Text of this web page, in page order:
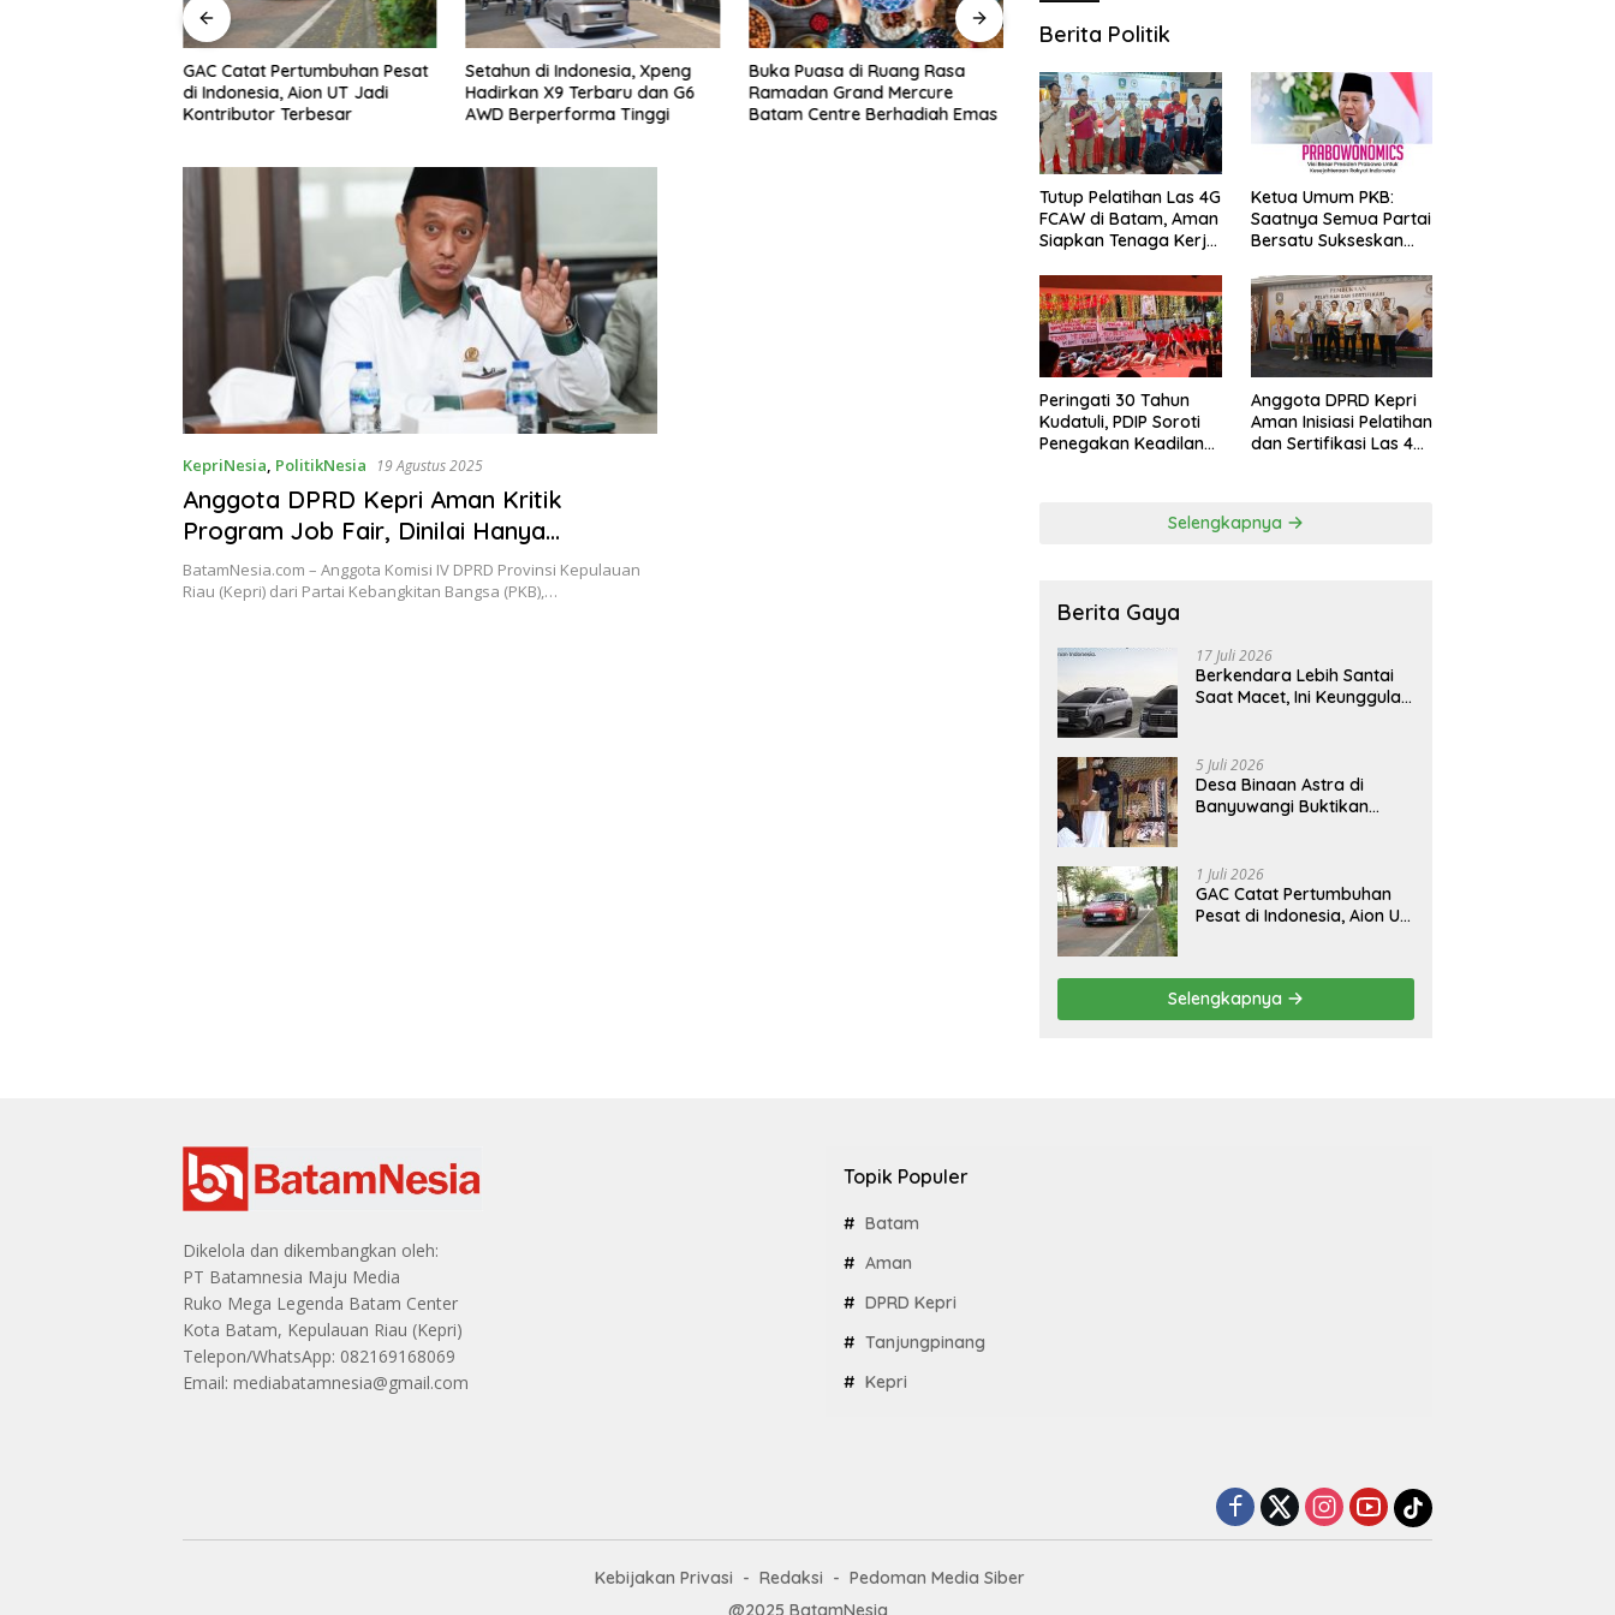
Setahun di Indonesia, Xpeng
Hadirkan X9 Terbaru dan G6
AWD Berperforma Tinggi
Buka Puasa di Ruang Rasa
Ramadan Grand Mercure
Batam Centre Berhadiah Emas
6 Prata Legendaris di Batam
yang Wajib Dicoba,
Kelezatannya Tak Terlupakan!
Sambut Malam Tahun Baru
2026 Penuh Warna dalam
“Viva La Vida Countdown” di
Grand Mercure Batam Centre
Inspirasi dari Rina Safitri,
Pengusaha Batam yang Raih
Penghargaan The Great
Champions of Asia
KepriNesia, PolitikNesia 19 Agustus 2025
Anggota DPRD Kepri Aman Kritik
Program Job Fair, Dinilai Hanya
Seremonial
BatamNesia.com – Anggota Komisi IV DPRD Provinsi Kepulauan
Riau (Kepri) dari Partai Kebangkitan Bangsa (PKB),…
Berita Politik
Tutup Pelatihan Las 4G
FCAW di Batam, Aman
Siapkan Tenaga Kerja
Ketua Umum PKB:
Saatnya Semua Partai
Bersatu Sukseskan
Lewat Revisi 108 UU
Peringati 30 Tahun
Kudatuli, PDIP Soroti
Penegakan Keadilan
Anggota DPRD Kepri
Aman Inisiasi Pelatihan
dan Sertifikasi Las 4G
Selengkapnya
Berita Gaya
17 Juli 2026
Berkendara Lebih Santai
Saat Macet, Ini Keunggulan
Cartenz
5 Juli 2026
Desa Binaan Astra di
Banyuwangi Buktikan
Warga
1 Juli 2026
GAC Catat Pertumbuhan
Pesat di Indonesia, Aion UT
Selengkapnya
Dikelola dan dikembangkan oleh:
PT Batamnesia Maju Media
Ruko Mega Legenda Batam Center
Kota Batam, Kepulauan Riau (Kepri)
Telepon/WhatsApp: 082169168069
Email: mediabatamnesia@gmail.com
Topik Populer
Batam
Aman
DPRD Kepri
Tanjungpinang
Kepri
Kebijakan Privasi Redaksi
Pedoman Media Siber
@2025 BatamNesia